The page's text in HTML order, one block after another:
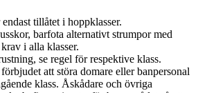
endast tillåtet i hoppklasser.
barfota alternativt strumpor med
i alla klasser.
se regel för respektive klass.
att störa domare eller banpersonal
klass. Åskådare och övriga